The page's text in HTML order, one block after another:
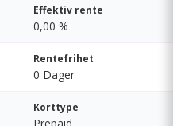
Effektiv rente
0,00 %
Rentefrihet
0 Dager
Korttype